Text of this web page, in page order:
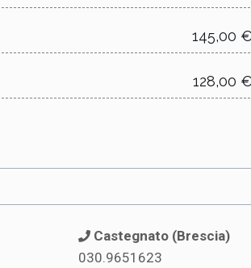
145,00 €
128,00 €
Castegnato (Brescia)
030.9651623